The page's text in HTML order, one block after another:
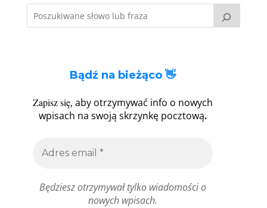
Bądź na bieżąco 👋
Zapisz się, aby otrzymywać info o nowych
wpisach na swoją skrzynkę pocztową.
Będziesz otrzymywał tylko wiadomości o
nowych wpisach.